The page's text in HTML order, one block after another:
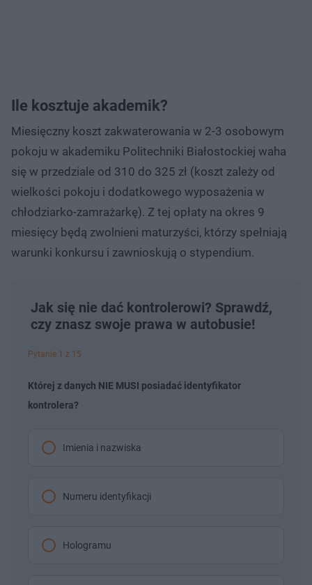
Ile kosztuje akademik?
Miesięczny koszt zakwaterowania w 2-3 osobowym
pokoju w akademiku Politechniki Białostockiej waha
się w przedziale od 310 do 325 zł (koszt zależy od
wielkości pokoju i dodatkowego wyposażenia w
chłodziarko-zamrażarkę). Z tej opłaty na okres 9
miesięcy będą zwolnieni maturzyści, którzy spełniają
warunki konkursu i zawnioskują o stypendium.
Jak się nie dać kontrolerowi? Sprawdź,
czy znasz swoje prawa w autobusie!
Pytanie 1 z 15
Której z danych NIE MUSI posiadać identyfikator
kontrolera?
Imienia i nazwiska
Numeru identyfikacji
Hologramu